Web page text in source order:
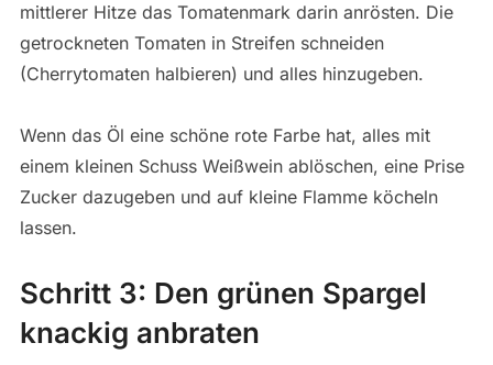
mittlerer Hitze das Tomatenmark darin anrösten. Die
getrockneten Tomaten in Streifen schneiden
(Cherrytomaten halbieren) und alles hinzugeben.
Wenn das Öl eine schöne rote Farbe hat, alles mit
einem kleinen Schuss Weißwein ablöschen, eine Prise
Zucker dazugeben und auf kleine Flamme köcheln
lassen.
Schritt 3: Den grünen Spargel
knackig anbraten